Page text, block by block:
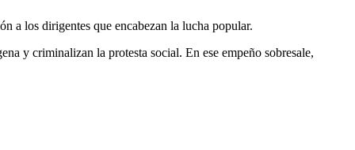
a los dirigentes que encabezan la lucha popular.
y criminalizan la protesta social. En ese empeño sobresale,